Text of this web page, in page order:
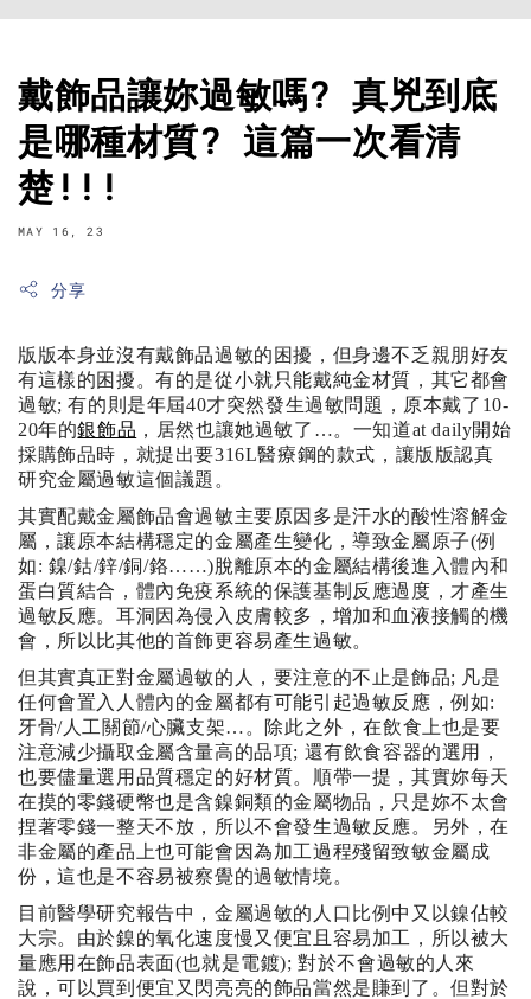
戴飾品讓妳過敏嗎? 真兇到底
是哪種材質? 這篇一次看清
楚!!!
MAY 16, 23
分享
版版本身並沒有戴飾品過敏的困擾，但身邊不乏親朋好友
有這樣的困擾。有的是從小就只能戴純金材質，其它都會
過敏; 有的則是年屆40才突然發生過敏問題，原本戴了10-
20年的銀飾品 ，居然也讓她過敏了…。一知道at daily開始
採購飾品時，就提出要316L醫療鋼的款式，讓版版認真
研究金屬過敏這個議題。
其實配戴金屬飾品會過敏主要原因多是汗水的酸性溶解金
屬，讓原本結構穩定的金屬產生變化，導致金屬原子(例
如: 鎳/鈷/鋅/銅/鉻……)脫離原本的金屬結構後進入體內和
蛋白質結合，體內免疫系統的保護基制反應過度，才產生
過敏反應。耳洞因為侵入皮膚較多，增加和血液接觸的機
會，所以比其他的首飾更容易產生過敏。
但其實真正對金屬過敏的人，要注意的不止是飾品; 凡是
任何會置入人體內的金屬都有可能引起過敏反應，例如:
牙骨/人工關節/心臟支架…。除此之外，在飲食上也是要
注意減少攝取金屬含量高的品項; 還有飲食容器的選用，
也要儘量選用品質穩定的好材質。順帶一提，其實妳每天
在摸的零錢硬幣也是含鎳銅類的金屬物品，只是妳不太會
捏著零錢一整天不放，所以不會發生過敏反應。另外，在
非金屬的產品上也可能會因為加工過程殘留致敏金屬成
份，這也是不容易被察覺的過敏情境。
目前醫學研究報告中，金屬過敏的人口比例中又以鎳佔較
大宗。由於鎳的氧化速度慢又便宜且容易加工，所以被大
量應用在飾品表面(也就是電鍍); 對於不會過敏的人來
說，可以買到便宜又閃亮亮的飾品當然是賺到了。但對於